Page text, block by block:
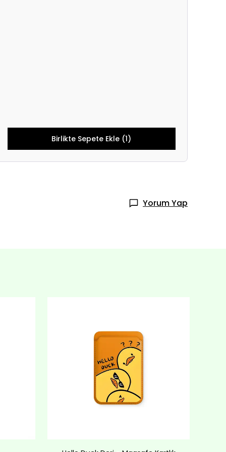
Birlikte Sepete Ekle (1)
Yorum Yap